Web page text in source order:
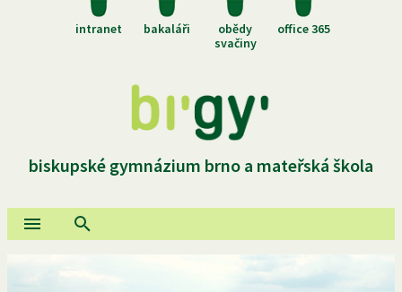
intranet bakaláři
obědy
svačiny
office 365
biskupské gymnázium brno a mateřská škola